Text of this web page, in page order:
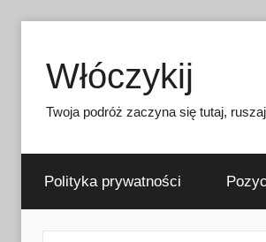
treściWłóczykij
Twoja podróż zaczyna się tutaj,
Polityka prywatności